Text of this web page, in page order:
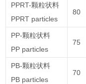
PPRT-颗粒状料
PPRT particles
80
PP-颗粒状料
PP particles
75
PB-颗粒状料
PB particles
70